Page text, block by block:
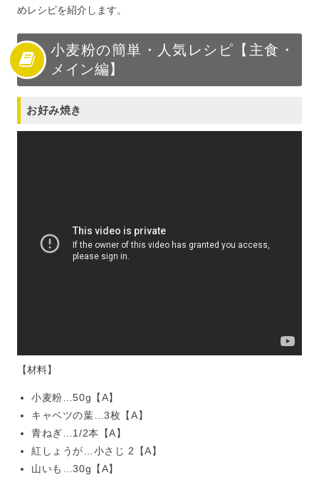
めレシピを紹介します。
小麦粉の簡単・人気レシピ【主食・
メイン編】
お好み焼き
【材料】
小麦粉…50g【A】
キャベツの葉…3枚【A】
青ねぎ…1/2本【A】
紅しょうが…小さじ 2【A】
山いも…30g【A】